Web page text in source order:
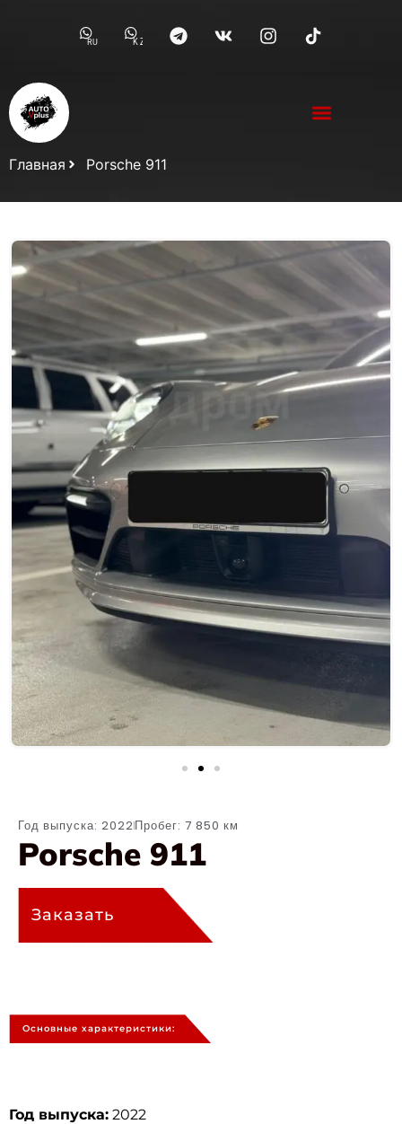
RU KZ
Главная Porsche 911
Год выпуска: 2022Пробег: 7 850 км
Porsche 911
Заказать
Основные характеристики:
Год выпуска: 2022